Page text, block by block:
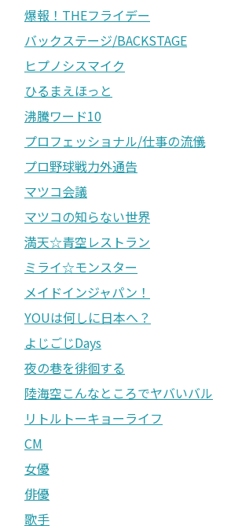
爆報！THEフライデー
バックステージ/BACKSTAGE
ヒプノシスマイク
ひるまえほっと
沸騰ワード10
プロフェッショナル/仕事の流儀
プロ野球戦力外通告
マツコ会議
マツコの知らない世界
満天☆青空レストラン
ミライ☆モンスター
メイドインジャパン！
YOUは何しに日本へ？
よじごじDays
夜の巷を徘徊する
陸海空こんなところでヤバいバル
リトルトーキョーライフ
CM
女優
俳優
歌手